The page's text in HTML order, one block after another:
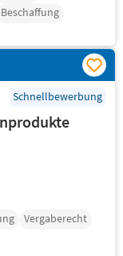
Beschaffung
Schnellbewerbung
Vergaberecht